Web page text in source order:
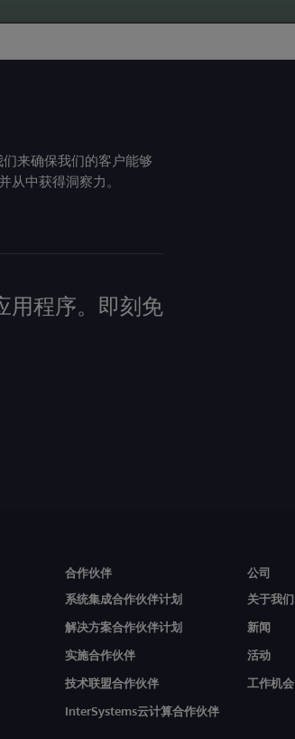
来确保我们的客户能够
中获得洞察力。
用程序。即刻免
合作伙伴
系统集成合作伙伴计划
解决方案合作伙伴计划
实施合作伙伴
技术联盟合作伙伴
InterSystems云计算合作伙伴
公司
关于我们
新闻
活动
工作机会